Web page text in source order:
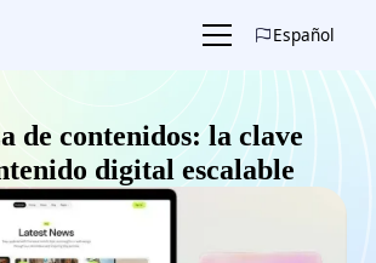
Español
de contenidos: la clave
digital escalable